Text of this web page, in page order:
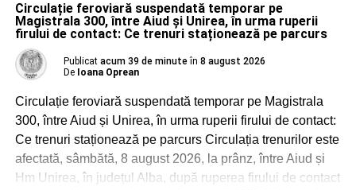
Circulație feroviară suspendată temporar pe
Magistrala 300, între Aiud și Unirea, în urma ruperii
firului de contact: Ce trenuri staționează pe parcurs
Publicat acum 39 de minute în 8 august 2026
De Ioana Oprean
Circulație feroviară suspendată temporar pe Magistrala
300, între Aiud și Unirea, în urma ruperii firului de contact:
Ce trenuri staționează pe parcurs Circulația trenurilor este
afectată, sâmbătă, 8 august 2026, la prânz, între Aiud și
Hm Unirea, în județul Alba, după ruperea firului de contact